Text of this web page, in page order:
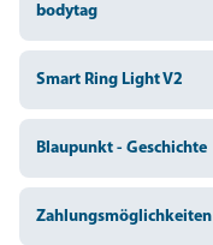
bodytag
Smart Ring Light V2
Blaupunkt - Geschichte
Zahlungsmöglichkeiten